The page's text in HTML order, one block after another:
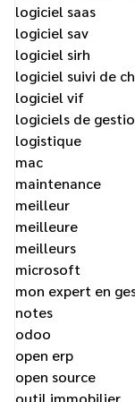
logiciel saas
logiciel sav
logiciel sirh
logiciel suivi de
logiciel vif
logiciels de
logistique
mac
maintenance
meilleur
meilleure
meilleurs
microsoft
mon expert en
notes
odoo
open erp
open source
outil immobilier